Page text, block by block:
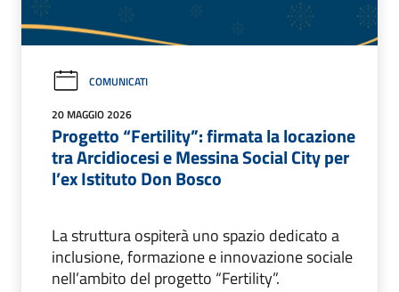
COMUNICATI
20 MAGGIO 2026
Progetto “Fertility”: firmata la locazione
tra Arcidiocesi e Messina Social City per
l’ex Istituto Don Bosco
La struttura ospiterà uno spazio dedicato a
inclusione, formazione e innovazione sociale
nell’ambito del progetto “Fertility”.